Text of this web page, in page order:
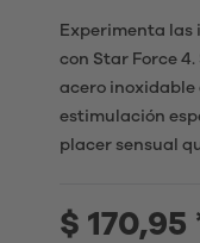
Experimenta
con Star Force
acero inoxidable
estimulación
placer sensual
$ 170,95